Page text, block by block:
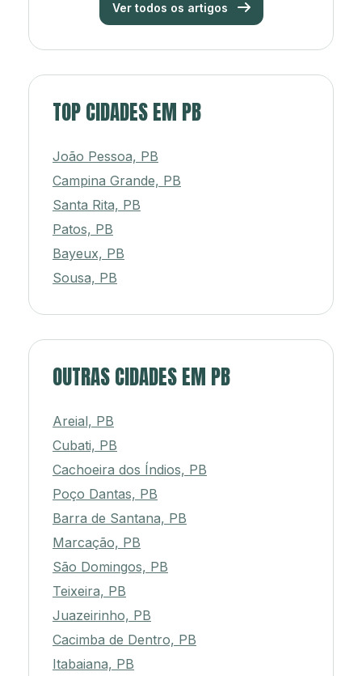
Ver todos os artigos
TOP CIDADES EM PB
João Pessoa, PB
Campina Grande, PB
Santa Rita, PB
Patos, PB
Bayeux, PB
Sousa, PB
OUTRAS CIDADES EM PB
Areial, PB
Cubati, PB
Cachoeira dos Índios, PB
Poço Dantas, PB
Barra de Santana, PB
Marcação, PB
São Domingos, PB
Teixeira, PB
Juazeirinho, PB
Cacimba de Dentro, PB
Itabaiana, PB